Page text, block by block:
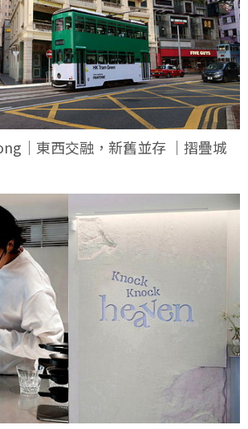
｜東西交融，新舊並存 ｜摺疊城